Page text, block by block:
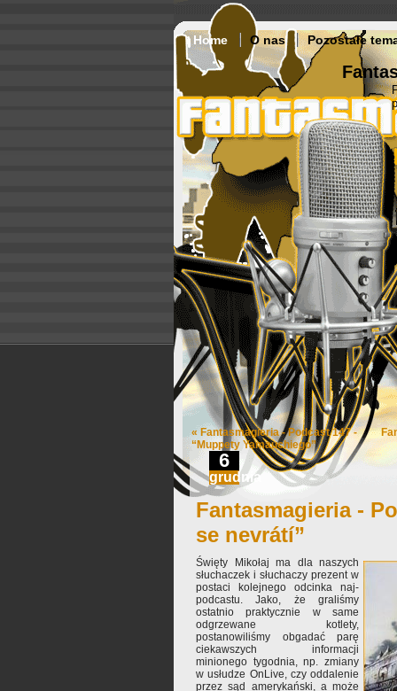
Home O nas Pozostałe
« Fantasmagieria - Podcast 147 -
“Muppety Yamauchiego”
6
grudnia
Fantasmagieria -
se nevrátí”
Święty Mikołaj ma dla naszych
słuchaczek i słuchaczy prezent w
postaci kolejnego odcinka naj-
podcastu. Jako, że graliśmy
ostatnio praktycznie w same
odgrzewane kotlety,
postanowiliśmy obgadać parę
ciekawszych informacji
minionego tygodnia, np. zmiany
w usłudze OnLive, czy oddalenie
przez sąd amerykański, a może